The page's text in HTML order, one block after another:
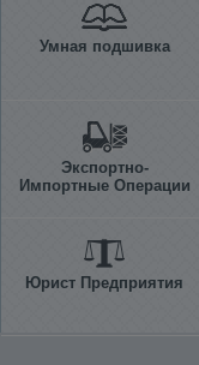
Умная подшивка
Экспортно-
Импортные Операции
Юрист Предприятия